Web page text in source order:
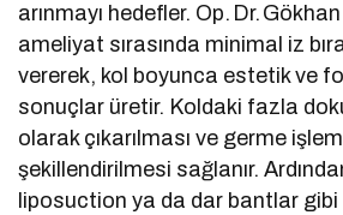
arınmayı hedefler. Op. Dr.
ameliyat sırasında minimal iz
vererek, kol boyunca estetik ve
sonuçlar üretir. Koldaki fazla
olarak çıkarılması ve germe
şekillendirilmesi sağlanır.
liposuction ya da dar bantlar gibi